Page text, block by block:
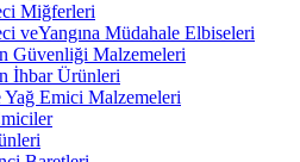
Miğferleri
veYangına Müdahale Elbiseleri
Güvenliği Malzemeleri
İhbar Ürünleri
Emici Malzemeleri